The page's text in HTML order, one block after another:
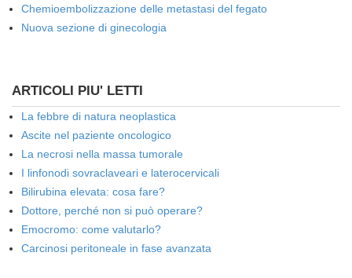
Chemioembolizzazione delle metastasi del fegato
Nuova sezione di ginecologia
ARTICOLI PIU' LETTI
La febbre di natura neoplastica
Ascite nel paziente oncologico
La necrosi nella massa tumorale
I linfonodi sovraclaveari e laterocervicali
Bilirubina elevata: cosa fare?
Dottore, perché non si può operare?
Emocromo: come valutarlo?
Carcinosi peritoneale in fase avanzata